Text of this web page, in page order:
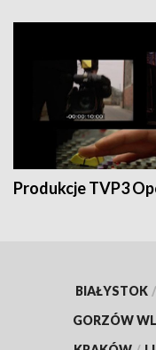
Produkcje TVP3
BIAŁYSTOK /
GORZÓW